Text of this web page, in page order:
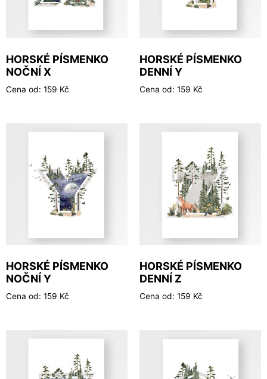
HORSKÉ PÍSMENKO
NOČNÍ X
Cena od: 159 Kč
HORSKÉ PÍSMENKO
DENNÍ Y
Cena od: 159 Kč
HORSKÉ PÍSMENKO
NOČNÍ Y
Cena od: 159 Kč
HORSKÉ PÍSMENKO
DENNÍ Z
Cena od: 159 Kč